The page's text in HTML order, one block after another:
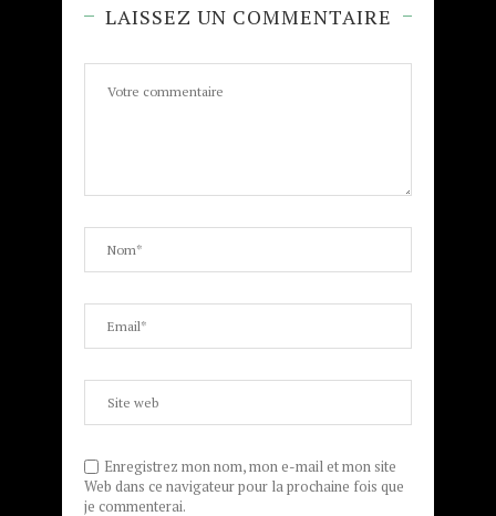
LAISSEZ UN COMMENTAIRE
Enregistrez mon nom, mon e-mail et mon site
Web dans ce navigateur pour la prochaine fois que
je commenterai.